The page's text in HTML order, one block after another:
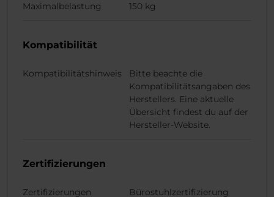
Maximalbelastung 150 kg
Kompatibilität
Kompatibilitätshinweis
Bitte beachte die
Kompatibilitätsangaben des
Herstellers. Eine aktuelle
Übersicht findest du auf der
Hersteller-Website.
Zertifizierungen
Zertifizierungen Bürostuhlzertifizierung